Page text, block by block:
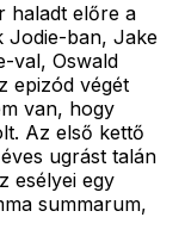
haladt előre a
Jodie-ban, Jake
val, Oswald
epizód végét
van, hogy
Az első kettő
ugrást talán
esélyei egy
summarum,